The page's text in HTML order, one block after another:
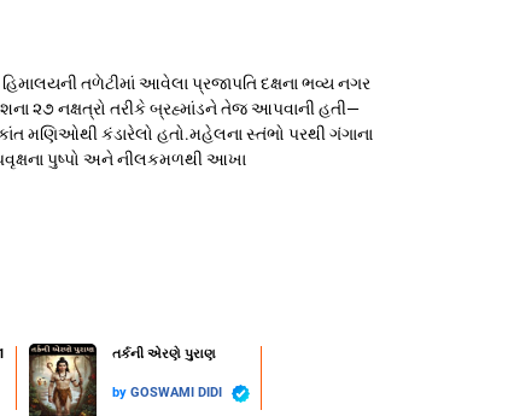
તળેટીમાં આવેલા પ્રજાપતિ દક્ષના ભવ્ય નગર
૨૭ નક્ષત્રો તરીકે બ્રહ્માંડને તેજ આપવાની હતી—
મણિઓથી કંડારેલો હતો.મહેલના સ્તંભો પરથી ગંગાના
પુષ્પો અને નીલકમળથી આખા
તર્કની એરણે પુરાણ
by GOSWAMI DIDI